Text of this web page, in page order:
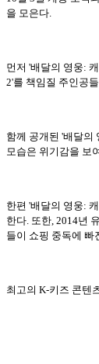
을 모은다.
먼저 '배달의 영웅:
2'를 책임질 주인공
함께 공개된 '배달의
모습은 위기감을 보
한편 '배달의 영웅:
한다. 또한, 2014년
들이 쇼핑 중독에 빠
최고의 K-키즈 콘텐